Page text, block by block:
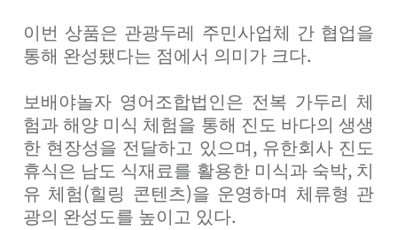
이번 상품은 관광두레 주민사업체 간 협업을
통해 완성됐다는 점에서 의미가 크다.
보배야놀자 영어조합법인은 전복 가두리 체
험과 해양 미식 체험을 통해 진도 바다의 생생
한 현장성을 전달하고 있으며 , 유한회사 진도
휴식은 남도 식재료를 활용한 미식과 숙박, 치
유 체험(힐링 콘텐츠)을 운영하며 체류형 관
광의 완성도를 높이고 있다.